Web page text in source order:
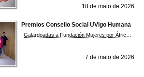
18 de maio de 2026
Premios Consello Social UVigo Humana
7 de maio de 2026